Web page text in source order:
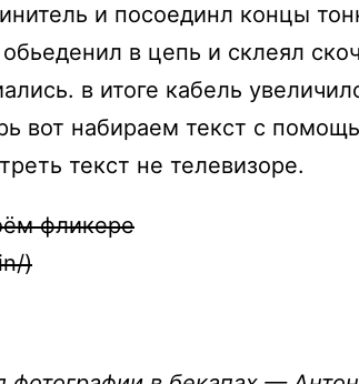
и посоединл концы
в цепь и склеял
в итоге кабель
вот набираем текст с
текст не телевизоре.
фликере
)